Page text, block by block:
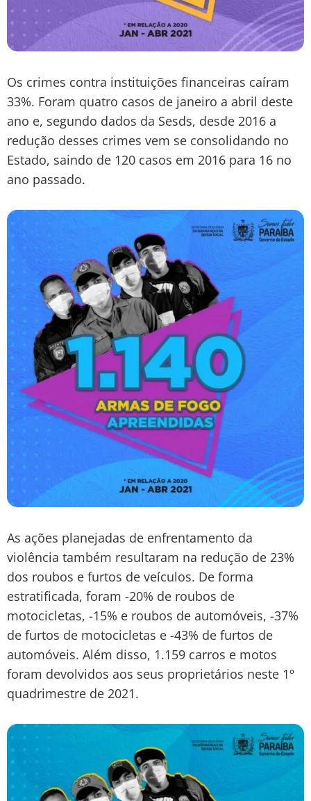
Os crimes contra instituições financeiras caíram
33%. Foram quatro casos de janeiro a abril deste
ano e, segundo dados da Sesds, desde 2016 a
redução desses crimes vem se consolidando no
Estado, saindo de 120 casos em 2016 para 16 no
ano passado.
As ações planejadas de enfrentamento da
violência também resultaram na redução de 23%
dos roubos e furtos de veículos. De forma
estratificada, foram -20% de roubos de
motocicletas, -15% e roubos de automóveis, -37%
de furtos de motocicletas e -43% de furtos de
automóveis. Além disso, 1.159 carros e motos
foram devolvidos aos seus proprietários neste 1º
quadrimestre de 2021.